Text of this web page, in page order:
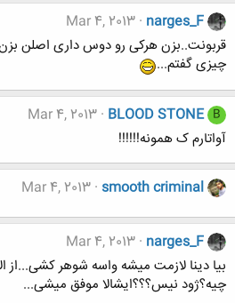
narges_F
Mar 4, 2013
قربونت..بزن هرکی رو دوس داری اصلن
چیزی گفتم...
B
BLOOD STONE
Mar 4, 2013
آواتارم ک همونه!!!!!!
smooth criminal
Mar 4, 2013
narges_F
Mar 4, 2013
بیا دینا لازمت میشه واسه شوهر کشی...از
چیه؟ژود نیس؟؟؟ایشالا موفق میشی...